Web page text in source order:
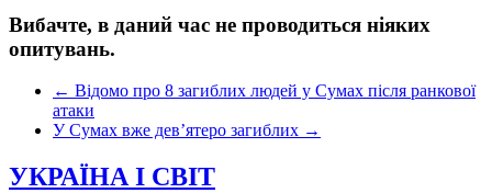
Вибачте, в даний час не проводиться ніяких
опитувань.
← Відомо про 8 загиблих людей у Сумах після ранкової
атаки
У Сумах вже дев’ятеро загиблих →
УКРАЇНА І СВІТ